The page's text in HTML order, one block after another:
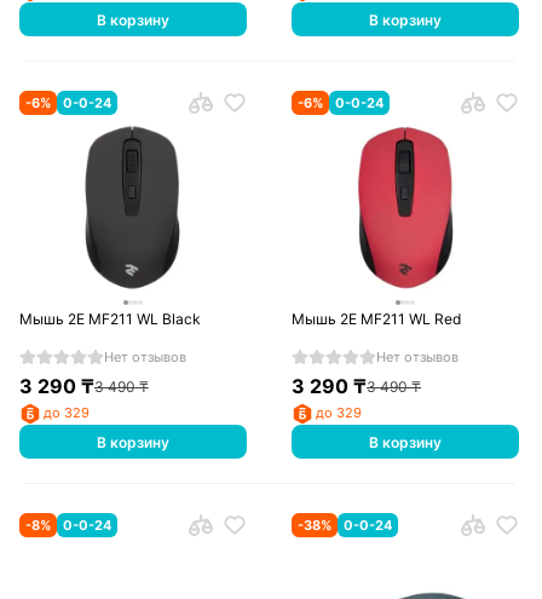
В корзину В корзину
-6% 0-0-24
Мышь 2Е MF211 WL Black
Нет отзывов
3 290₸3 490₸
до 329
В корзину
-6% 0-0-24
Мышь 2Е MF211 WL Red
Нет отзывов
3 290 ₸3 490₸
до 329
В корзину
-8% 0-0-24 -38% 0-0-24